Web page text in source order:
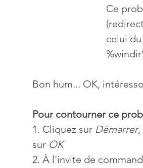
Mises
Réseaux sociaux Sécurité
Logiciels les plus recherchés
Ce
celui
Bon hum... OK,
Pour contourner ce
1. Cliquez sur Démarrer,
sur OK
2. À l'invite de